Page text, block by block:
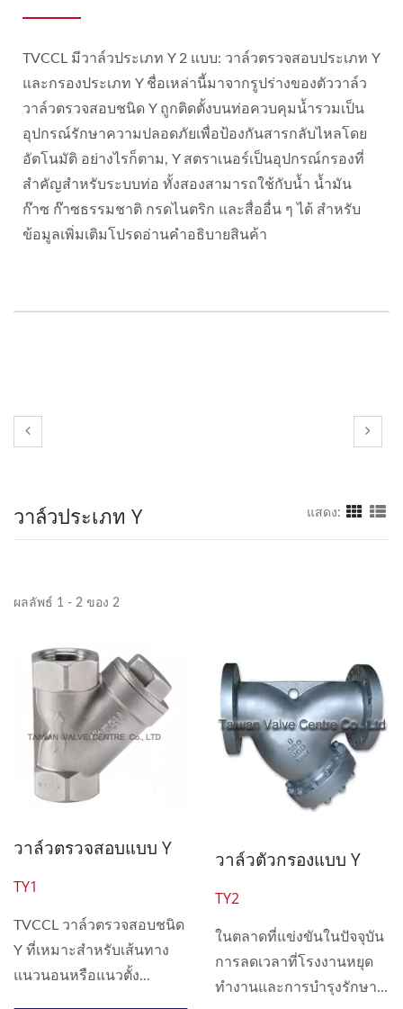
TVCCL มีวาล์วประเภท Y 2 แบบ: วาล์วตรวจสอบประเภท Y
และกรองประเภท Y ชื่อเหล่านี้มาจากรูปร่างของตัววาล์ว
วาล์วตรวจสอบชนิด Y ถูกติดตั้งบนท่อควบคุมน้ำรวมเป็น
อุปกรณ์รักษาความปลอดภัยเพื่อป้องกันสารกลับไหลโดย
อัตโนมัติ อย่างไรก็ตาม, Y สตราเนอร์เป็นอุปกรณ์กรองที่
สำคัญสำหรับระบบท่อ ทั้งสองสามารถใช้กับน้ำ น้ำมัน
ก๊าซ ก๊าซธรรมชาติ กรดไนตริก และสื่ออื่น ๆ ได้ สำหรับ
ข้อมูลเพิ่มเติมโปรดอ่านคำอธิบายสินค้า
วาล์วประเภท Y แสดง:
ผลลัพธ์ 1 - 2 ของ 2
วาล์วตรวจสอบแบบ Y
TY1
TVCCL วาล์วตรวจสอบชนิด
Y ที่เหมาะสำหรับเส้นทาง
แนวนอนหรือแนวตั้ง...
วาล์วตัวกรองแบบ Y
TY2
ในตลาดที่แข่งขันในปัจจุบัน
การลดเวลาที่โรงงานหยุด
ทำงานและการบำรุงรักษา